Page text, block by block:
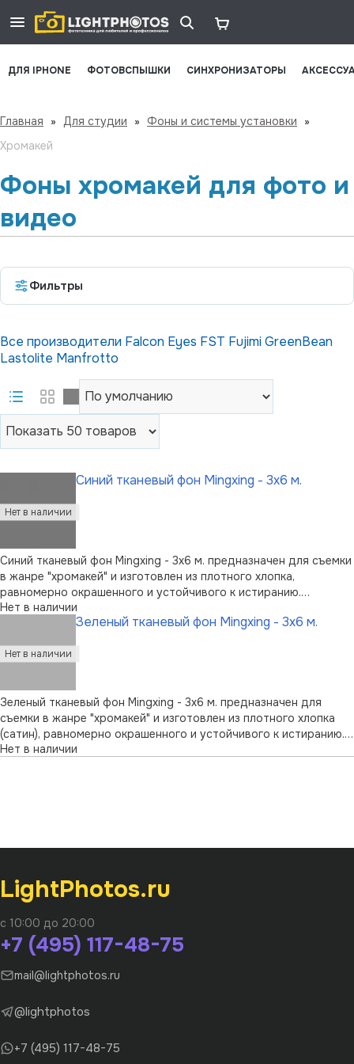
ДЛЯ IPHONE ФОТОВСПЫШКИ СИНХРОНИЗАТОРЫ
Главная » Для студии » Фоны и системы установки
»
Хромакей
Фоны хромакей для фото и
видео
Фильтры
Все производители Falcon Eyes FST FujimiGreenBean
Lastolite Manfrotto
Синий тканевый фон Mingxing - 3x6 м.
Синий тканевый фон Mingxing - 3x6 м. предназначен для съемки
в жанре "хромакей" и изготовлен из плотного хлопка,
равномерно окрашенного и устойчивого к истиранию.
Бесшовное полотно размером 3 x 6 м. просрочено по краям;
предусмотрен карман для монтажа на держатель. В комплект
Нет в наличии
Зеленый тканевый фон Mingxing - 3x6 м.
Зеленый тканевый фон Mingxing - 3x6 м. предназначен для
съемки в жанре "хромакей" и изготовлен из плотного хлопка
(сатин), равномерно окрашенного и устойчивого к истиранию.
Бесшовное полотно размером 3 x 6 м. просрочено по краям;
Нет в наличии
LightPhotos.ru
с 10:00 до 20:00
+7 (495) 117-48-75
mail@lightphotos.ru
@lightphotos
+7 (495) 117-48-75